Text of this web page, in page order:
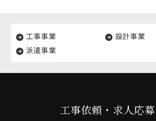
工事事業
設計事業
派遣事業
工事依頼・求人応